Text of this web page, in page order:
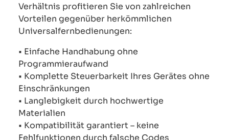
Verhältnis profitieren Sie von zahlreichen
Vorteilen gegenüber herkömmlichen
Universalfernbedienungen:
• Einfache Handhabung ohne
Programmieraufwand
• Komplette Steuerbarkeit Ihres Gerätes ohne
Einschränkungen
• Langlebigkeit durch hochwertige
Materialien
• Kompatibilität garantiert – keine
Fehlfunktionen durch falsche Codes